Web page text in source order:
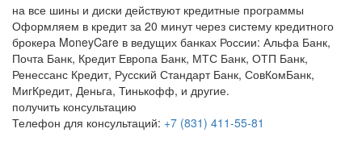
на все шины и диски действуют кредитные программы
Оформляем в кредит за 20 минут через систему кредитного
брокера MoneyCare в ведущих банках России: Альфа Банк,
Почта Банк, Кредит Европа Банк, МТС Банк, ОТП Банк,
Ренессанс Кредит, Русский Стандарт Банк, СовКомБанк,
МигКредит, Деньга, Тинькофф, и другие.
получить консультацию
Телефон для консультаций: +7 (831) 411-55-81